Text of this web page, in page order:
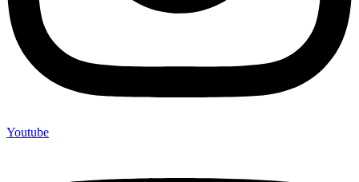
Youtube